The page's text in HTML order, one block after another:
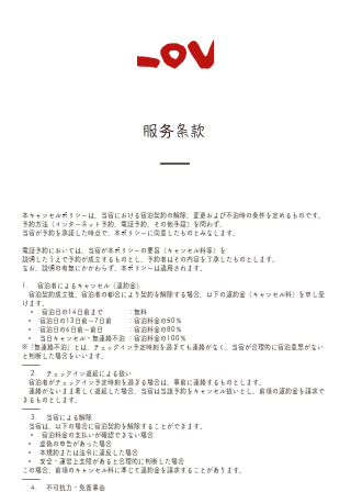
服务条款
本キャンセルポリシーは、当宿における宿泊契約の解除、変更および不泊時の条件を定めるものです。
予約方法（インターネット予約、電話予約、その他手段）を問わず、
当宿が予約を承諾した時点で、本ポリシーに同意したものとみなします。
電話予約においては、当宿が本ポリシーの要旨（キャンセル料等）を
説明したうえで予約が成立するものとし、予約者はその内容を了承したものとします。
なお、説明の有無にかかわらず、本ポリシーは適用されます。
1. 宿泊者によるキャンセル（違約金）
宿泊契約成立後、宿泊者の都合により契約を解除する場合、以下の違約金（キャンセル料）を申し受
けます。
• 宿泊日の14日前まで ：無料
• 宿泊日の13日前～7日前 ：宿泊料金の50％
• 宿泊日の6日前～前日 ：宿泊料金の80％
• 当日キャンセル・無連絡不泊 ：宿泊料金の100％
※「無連絡不泊」とは、チェックイン予定時刻を過ぎても連絡がなく、当宿が合理的に宿泊意思がない
と判断した場合をいいます。
⸻
2. チェックイン遅延による扱い
宿泊者がチェックイン予定時刻を過ぎる場合は、事前に連絡するものとします。
連絡がないまま著しく遅延した場合、当宿は当該予約をキャンセル扱いとし、前項の違約金を請求で
きるものとします。
⸻
3. 当宿による解除
当宿は、以下の場合に宿泊契約を解除することができます。
• 宿泊料金の支払いが確認できない場合
• 虚偽の申告があった場合
• 本規約または法令に違反した場合
• 安全・運営上支障があると合理的に判断した場合
この場合、前項のキャンセル料に準じて違約金を請求することがあります。
⸻
4. 不可抗力・免責事由